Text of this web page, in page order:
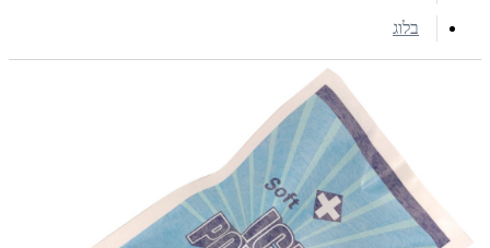
בלוג